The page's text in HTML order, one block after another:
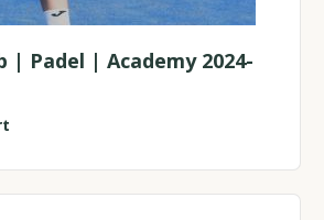
| Padel | Academy 2024-